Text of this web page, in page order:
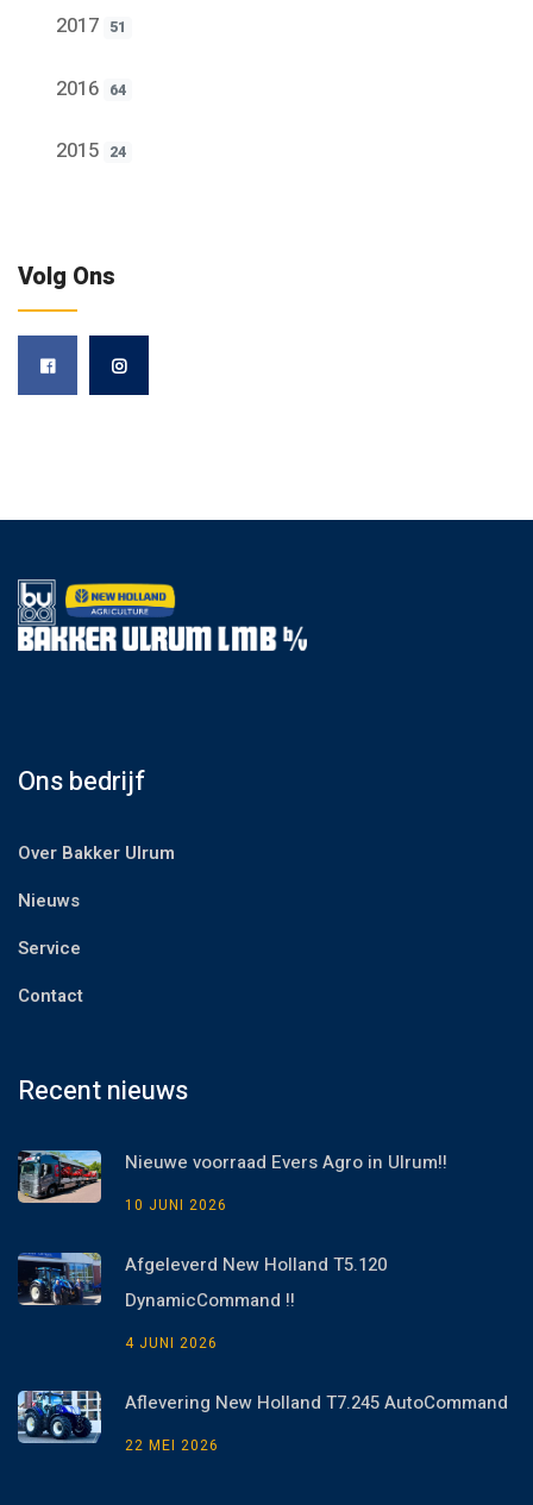
2017 51
2016 64
2015 24
Volg Ons
Ons bedrijf
Over Bakker Ulrum
Nieuws
Service
Contact
Recent nieuws
Nieuwe voorraad Evers Agro in Ulrum!!
10 JUNI 2026
Afgeleverd New Holland T5.120
DynamicCommand !!
4 JUNI 2026
Aflevering New Holland T7.245 AutoCommand
22 MEI 2026